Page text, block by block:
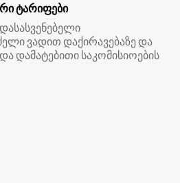
ტარიფები
ვადით დაქირავებაზე და
დამატებითი საკომისიოების